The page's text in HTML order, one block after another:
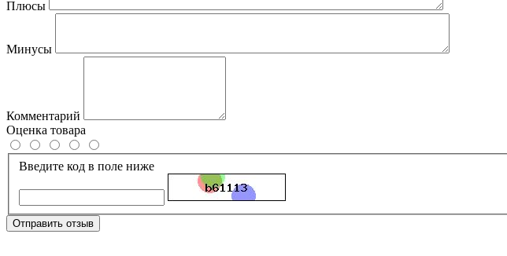
Плюсы
Минусы
Комментарий
Оценка товара
Введите код в поле ниже
Отправить отзыв